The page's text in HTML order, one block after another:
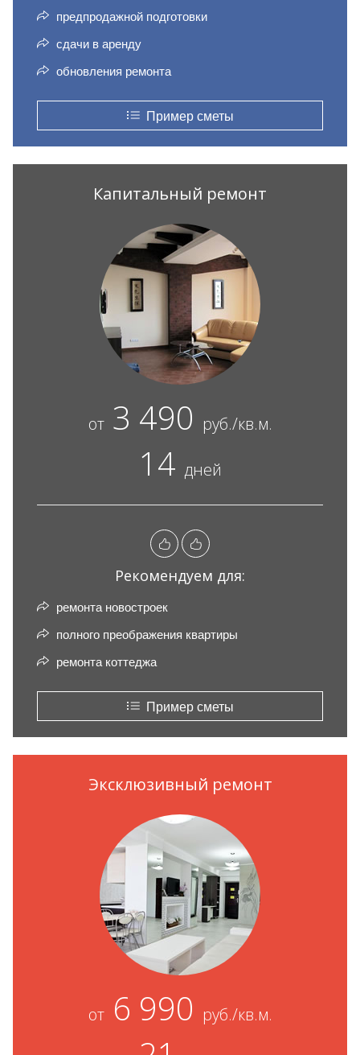
предпродажной подготовки
сдачи в аренду
обновления ремонта
Пример сметы
Капитальный ремонт
от3 490 руб./кв.м.
14 дней
Рекомендуем для:
ремонта новостроек
полного преображения квартиры
ремонта коттеджа
Пример сметы
Эксклюзивный ремонт
от6 990 руб./кв.м.